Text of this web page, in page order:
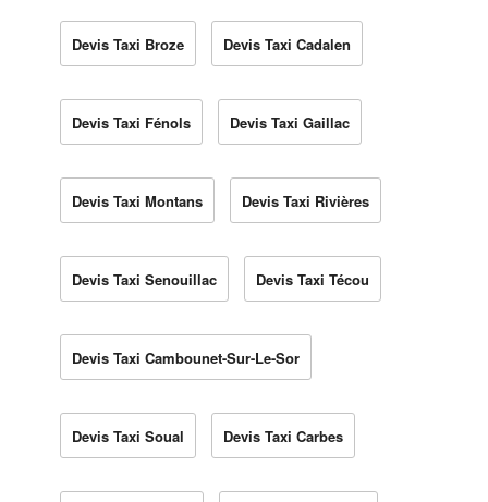
Devis Taxi Broze Devis Taxi Cadalen
Devis Taxi Fénols Devis Taxi Gaillac
Devis Taxi Montans Devis Taxi Rivières
Devis Taxi Senouillac Devis Taxi Técou
Devis Taxi Cambounet-Sur-Le-Sor
Devis Taxi Soual Devis Taxi Carbes